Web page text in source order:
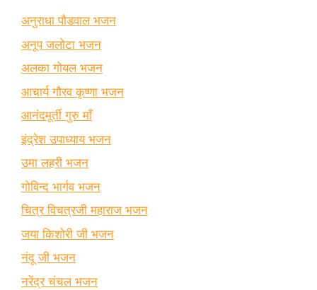
अनुराधा पौडवाल भजन
अनूप जलोटा भजन
अलका गोयल भजन
आचार्य गौरव कृष्णा भजन
आनंदमूर्ती गुरु माँ
इंद्रेश उपाध्याय भजन
उमा लहरी भजन
गोविन्द भार्गव भजन
चित्र विचत्रजी महाराज भजन
जया किशोरी जी भजन
नंदू जी भजन
नरेंद्र चंचल भजन